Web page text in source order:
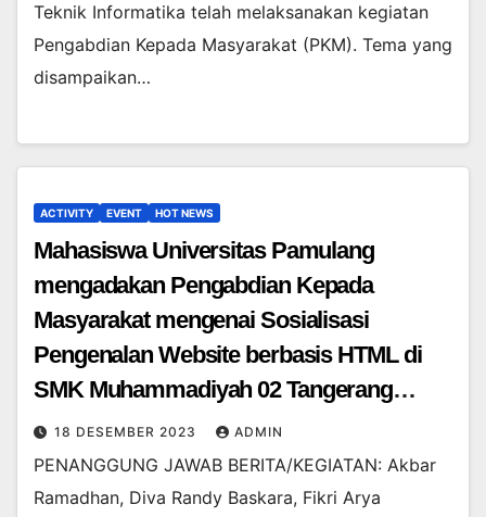
Teknik Informatika telah melaksanakan kegiatan
Pengabdian Kepada Masyarakat (PKM). Tema yang
disampaikan…
ACTIVITY EVENT HOT NEWS
Mahasiswa Universitas Pamulang
mengadakan Pengabdian Kepada
Masyarakat mengenai Sosialisasi
Pengenalan Website berbasis HTML di
SMK Muhammadiyah 02 Tangerang
Selatan.
18 DESEMBER 2023 ADMIN
PENANGGUNG JAWAB BERITA/KEGIATAN: Akbar
Ramadhan, Diva Randy Baskara, Fikri Arya